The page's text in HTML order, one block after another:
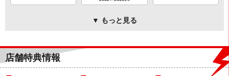
▼ もっと見る
店舗特典情報